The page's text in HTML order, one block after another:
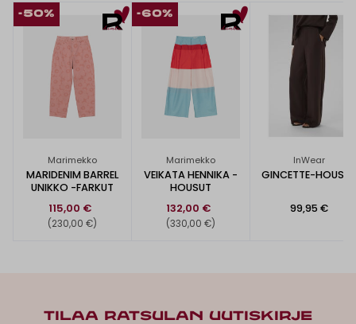
-50%
Marimekko
MARIDENIM BARREL
UNIKKO -FARKUT
115,00 €
(230,00 €)
-60%
Marimekko
VEIKATA HENNIKA -
HOUSUT
132,00 €
(330,00 €)
InWear
GINCETTE-HOUSUT
99,95 €
TILAA RATSULAN UUTISKIRJE